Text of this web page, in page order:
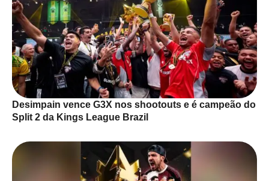
Desimpain vence G3X nos shootouts e é campeão do
Split 2 da Kings League Brazil